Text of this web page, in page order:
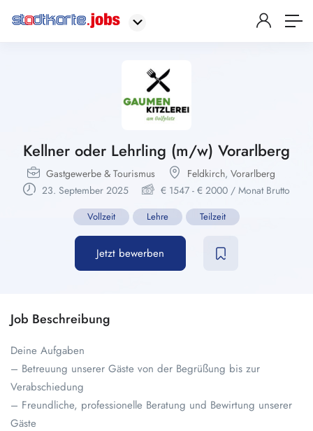
Kellner oder Lehrling (m/w) Vorarlberg
Gastgewerbe & Tourismus Feldkirch, Vorarlberg
23. September 2025
€ 1547 - € 2000 / Monat Brutto
Vollzeit Lehre Teilzeit
Jetzt bewerben
Job Beschreibung
Deine Aufgaben
– Betreuung unserer Gäste von der Begrüßung bis zur
Verabschiedung
– Freundliche, professionelle Beratung und Bewirtung unserer
Gäste